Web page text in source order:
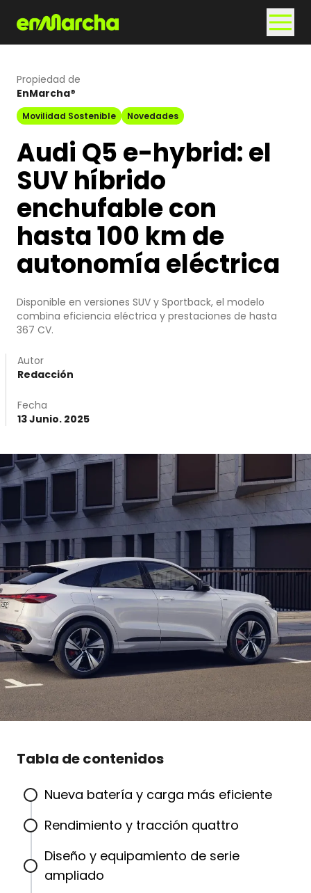
Propiedad de
EnMarcha®
Movilidad Sostenible Novedades
Audi Q5 e-hybrid: el
SUV híbrido
enchufable con
hasta 100 km de
autonomía eléctrica
Disponible en versiones SUV y Sportback, el modelo
combina eficiencia eléctrica y prestaciones de hasta
367 CV.
Autor
Redacción
Fecha
13 Junio. 2025
Tabla de contenidos
Nueva batería y carga más eficiente
Rendimiento y tracción quattro
Diseño y equipamiento de serie
ampliado